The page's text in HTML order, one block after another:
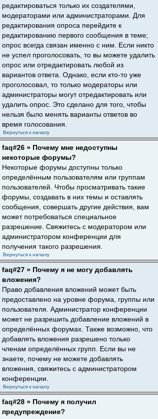
редактироваться только их создателями,
модераторами или администраторами. Для
редактирования опроса перейдите к
редактированию первого сообщения в теме;
опрос всегда связан именно с ним. Если никто
не успел проголосовать, то вы можете удалить
опрос или отредактировать любой из
вариантов ответа. Однако, если кто-то уже
проголосовал, то только модераторы или
администраторы могут отредактировать или
удалить опрос. Это сделано для того, чтобы
нельзя было менять варианты ответов во
время голосования.
Вернуться к началу
faq#26 » Почему мне недоступны
некоторые форумы?
Некоторые форумы доступны только
определённым пользователям или группам
пользователей. Чтобы просматривать такие
форумы, создавать в них темы и оставлять
сообщения, совершать другие действия, вам
может потребоваться специальное
разрешение. Свяжитесь с модератором или
администратором конференции для
получения такого разрешения.
Вернуться к началу
faq#27 » Почему я не могу добавлять
вложения?
Право добавления вложений может быть
предоставлено на уровне форума, группы или
пользователя. Администратор конференции
может не разрешить добавление вложений в
определённых форумах. Также возможно, что
добавлять вложения разрешено только
членам определённых групп. Если вы не
знаете, почему не можете добавлять
вложения, свяжитесь с администратором
конференции.
Вернуться к началу
faq#28 » Почему я получил
предупреждение?